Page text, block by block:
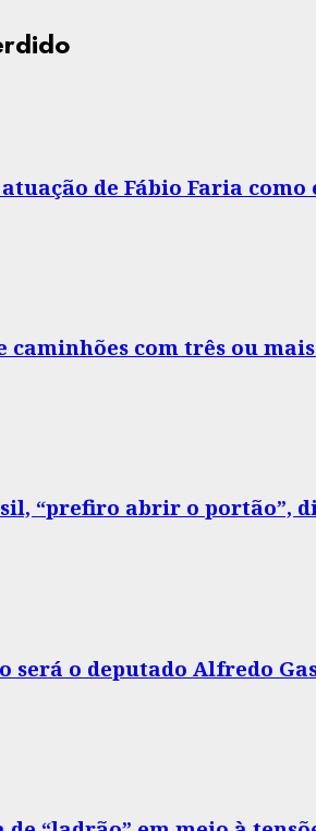
de Fábio Faria
caminhões com três ou
“prefiro abrir o portão”,
será o deputado Alfredo